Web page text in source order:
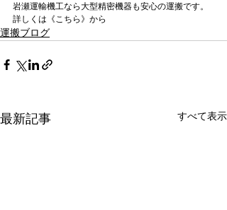
岩瀬運輸機工なら大型精密機器も安心の運搬です。
詳しくは《こちら》から
運搬ブログ
最新記事 すべて表示